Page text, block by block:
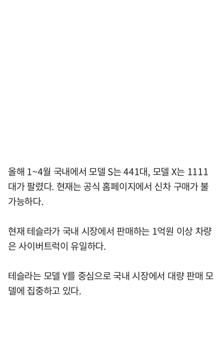
올해 1~4월 국내에서 모델 S는 441대, 모델 X는 1111
대가 팔렸다. 현재는 공식 홈페이지에서 신차 구매가 불
가능하다.
현재 테슬라가 국내 시장에서 판매하는 1억원 이상 차량
은 사이버트럭이 유일하다.
테슬라는 모델 Y를 중심으로 국내 시장에서 대량 판매 모
델에 집중하고 있다.